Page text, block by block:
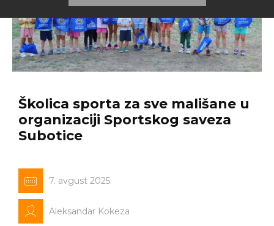
Školica sporta za sve mališane u
organizaciji Sportskog saveza
Subotice
7. avgust 2025.
Aleksandar Kokeza